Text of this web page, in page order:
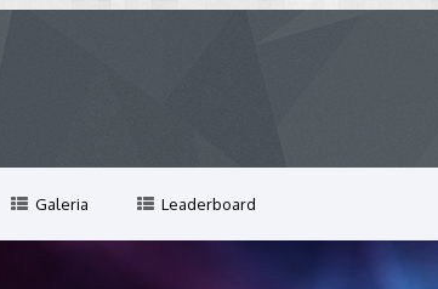
Galeria Leaderboard